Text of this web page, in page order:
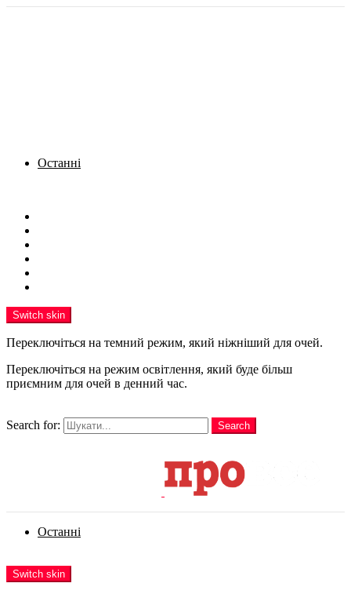
Останні
Switch skin
Переключіться на темний режим, який ніжніший для очей.
Переключіться на режим освітлення, який буде більш
приємним для очей в денний час.
Search for:
Search
Останні
Switch skin